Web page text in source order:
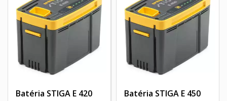
Batéria STIGA E 420 Batéria STIGA E 450